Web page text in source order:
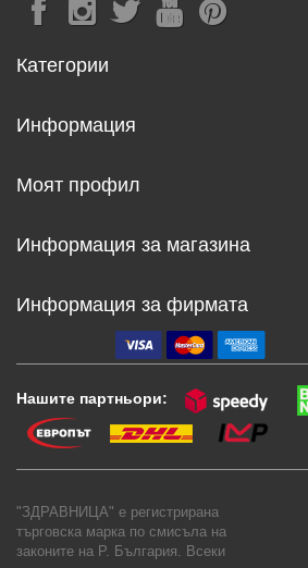
Категории
Информация
Моят профил
Информация за магазина
Информация за фирмата
Нашите партньори:
"ЗДРАВНИЦА" е регистрирана
търговска марка по смисъла на
законите на Р. България. Всеки